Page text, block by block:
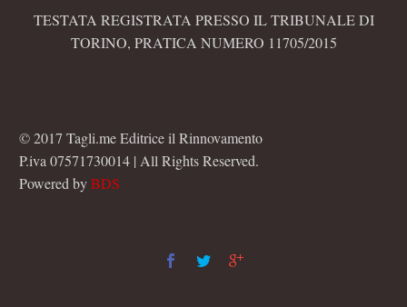
TESTATA REGISTRATA PRESSO IL TRIBUNALE DI
TORINO, PRATICA NUMERO 11705/2015
© 2017 Tagli.me Editrice il Rinnovamento
P.iva 07571730014 | All Rights Reserved.
Powered byBDS